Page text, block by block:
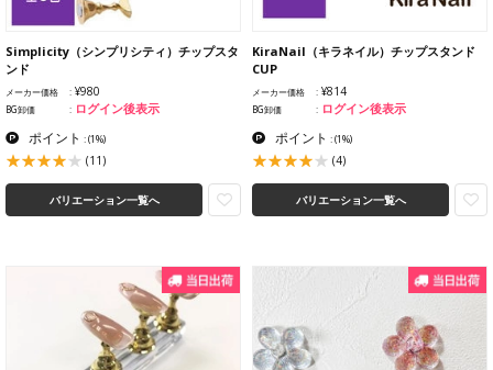
Simplicity（シンプリシティ）チップスタ
ンド
メーカー価格 ¥980
BG卸価 ログイン後表示
ポイント :(1%)
(11)
バリエーション一覧へ
KiraNail（キラネイル）チップスタンド
CUP
メーカー価格 ¥814
BG卸価 ログイン後表示
ポイント :(1%)
(4)
バリエーション一覧へ